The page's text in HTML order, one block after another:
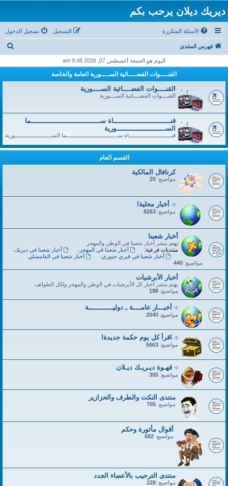
ديريك ديلان يرحب بكم
الأسئلة المتكررة تسجيل الدخول التسجيل
فهرس المنتدى
اليوم هو الجمعة أغسطس 07, 2026 9:46 am
القنــــوات الفضــــائية الســــورية العامة والخاصة
القنــــوات الفضــــائية الســــورية
القنــــوات الفضــــائية الســــورية
قنــــــــــــــــــــــــــــاة ســــــــــــــــــــــــــــــــــما
الســــــــــــــــــــــــورية
قنــــــــــــــــــــــــــــاة ســــــــــــــــــــــــــــــــــما الســــــــــــــــــــــــورية
القسم العام
كرنافال المالكية
مواضيع: 20
܀ أخبار محلية!
مواضيع: 8263
أخبار شعبنا
يهتم بنشر أخبار شعبنا في الوطن والمهجر
منتديات فرعية:
أخبار شعبنا في المهجر ، أخبار شعبنا في ديريك،
أخبار شعبنا في قبري حيوري،
أخبار شعبنا في القامشلي
مواضيع: 440
أخبار الأبرشيات
يهتم بنشر أخبار كل الأبرشيات في الوطن والمهجر ولكل الطوائف
مواضيع: 198
܀ أخبـــار عامــــة ـ دوليــــــــــــة
مواضيع: 2040
܀ اقرأ كل يوم حكمة جديدة!
مواضيع: 5663
܀ قهـوة ديـريـك ديـلان
مواضيع: 305
منتدى النكت والطرف والحزازير
مواضيع: 705
أقوال مأثورة وحكم
مواضيع: 682
منتدى الترحيب بالأعضاء الجدد
مواضيع: 228